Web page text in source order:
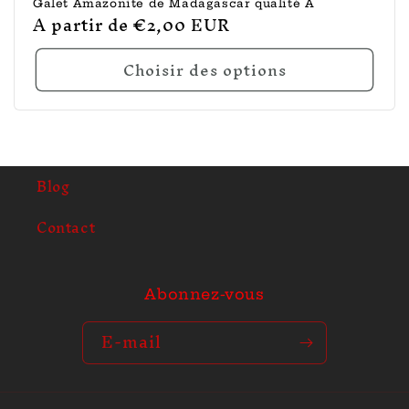
Galet Amazonite de Madagascar qualité A
Prix
habituel
A partir de €2,00 EUR
Choisir des options
Blog
Contact
Abonnez-vous
E-mail